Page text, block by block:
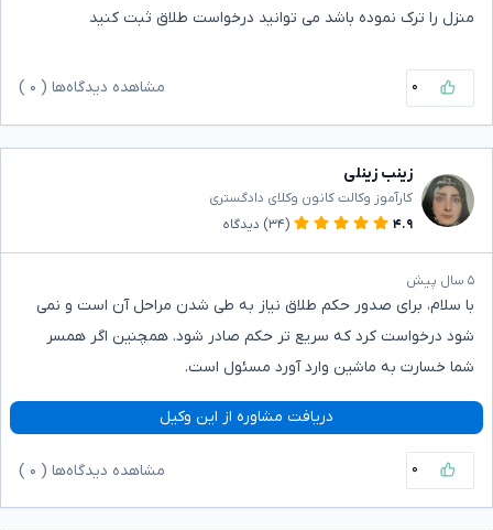
منزل را ترک نموده باشد می توانید درخواست طلاق ثبت کنید
۰ مشاهده دیدگاه‌ها ( ۰
زینب زینلی
کارآموز وکالت کانون وکلای دادگستری
۴.۹
(۳۴) دیدگاه
۵ سال پیش
با سلام، برای صدور حکم طلاق نیاز به طی شدن مراحل آن است و نمی
شود درخواست کرد که سریع تر حکم صادر شود. همچنین اگر همسر
شما خسارت به ماشین وارد آورد مسئول است.
دریافت مشاوره از این وکیل
۰ مشاهده دیدگاه‌ها ( ۰